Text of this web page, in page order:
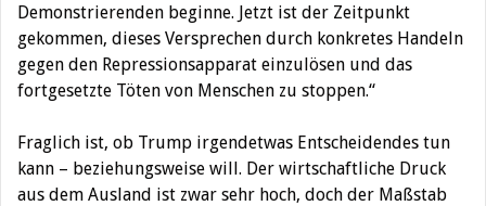
Demonstrierenden beginne. Jetzt ist der Zeitpunkt
gekommen, dieses Versprechen durch konkretes Handeln
gegen den Repressionsapparat einzulösen und das
fortgesetzte Töten von Menschen zu stoppen.“
Fraglich ist, ob Trump irgendetwas Entscheidendes tun
kann – beziehungsweise will. Der wirtschaftliche Druck
aus dem Ausland ist zwar sehr hoch, doch der Maßstab